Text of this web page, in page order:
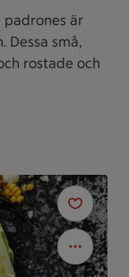
padrones är
små,
rostade och